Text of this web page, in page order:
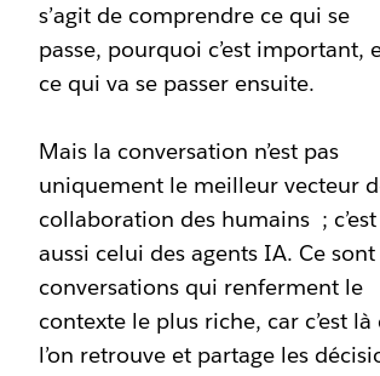
s’agit de comprendre ce qui se
passe, pourquoi c’est important,
ce qui va se passer ensuite.
Mais la conversation n’est pas
uniquement le meilleur vecteur
collaboration des humains ; c’est
aussi celui des agents IA. Ce sont
conversations qui renferment le
contexte le plus riche, car c’est là
l’on retrouve et partage les